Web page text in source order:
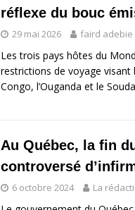
réflexe du bouc
29 mai 2026 faird adebie
Les trois pays hôtes du
restrictions de voyage visant
Congo, l’Ouganda et le
Au Québec, la fin
controversé
6 octobre 2024 La